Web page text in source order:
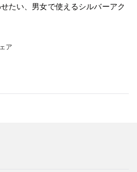
たい、男女で使えるシルバーアク
ア